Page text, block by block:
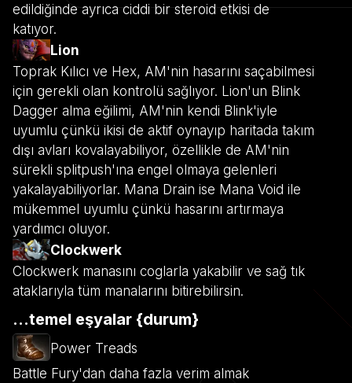
edildiğinde ayrıca ciddi bir steroid etkisi de
katıyor.
Lion
Toprak Kılıcı ve Hex, AM'nin hasarını saçabilmesi
için gerekli olan kontrolü sağlıyor. Lion'un Blink
Dagger alma eğilimi, AM'nin kendi Blink'iyle
uyumlu çünkü ikisi de aktif oynayıp haritada takım
dışı avları kovalayabiliyor, özellikle de AM'nin
sürekli splitpush'ına engel olmaya gelenleri
yakalayabiliyorlar. Mana Drain ise Mana Void ile
mükemmel uyumlu çünkü hasarını artırmaya
yardımcı oluyor.
Clockwerk
Clockwerk manasını coglarla yakabilir ve sağ tık
ataklarıyla tüm manalarını bitirebilirsin.
...temel eşyalar {durum}
Power Treads
Battle Fury'dan daha fazla verim almak